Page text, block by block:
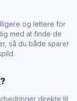
og lettere for
med at finde de
så du både sparer
direkte til